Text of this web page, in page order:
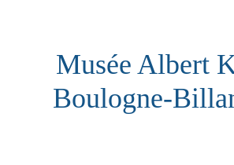
Musée Albert
Boulogne-